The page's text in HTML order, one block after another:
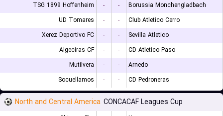
TSG 1899 Hoffenheim
- -
Borussia Monchengladbach
UD Tomares
- -
Club Atletico Cerro
Xerez Deportivo FC
- -
Sevilla Atletico
Algeciras CF
- -
CD Atletico Paso
Mutilvera
- -
Arnedo
Socuellamos
- - CD Pedroneras
North and Central America CONCACAF Leagues Cup